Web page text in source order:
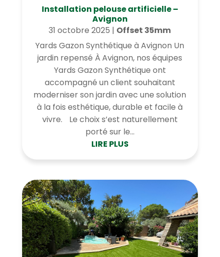
Installation pelouse artificielle –
Avignon
31 octobre 2025 | Offset 35mm
Yards Gazon Synthétique à Avignon Un
jardin repensé À Avignon, nos équipes
Yards Gazon Synthétique ont
accompagné un client souhaitant
moderniser son jardin avec une solution
à la fois esthétique, durable et facile à
vivre. Le choix s’est naturellement
porté sur le...
LIRE PLUS